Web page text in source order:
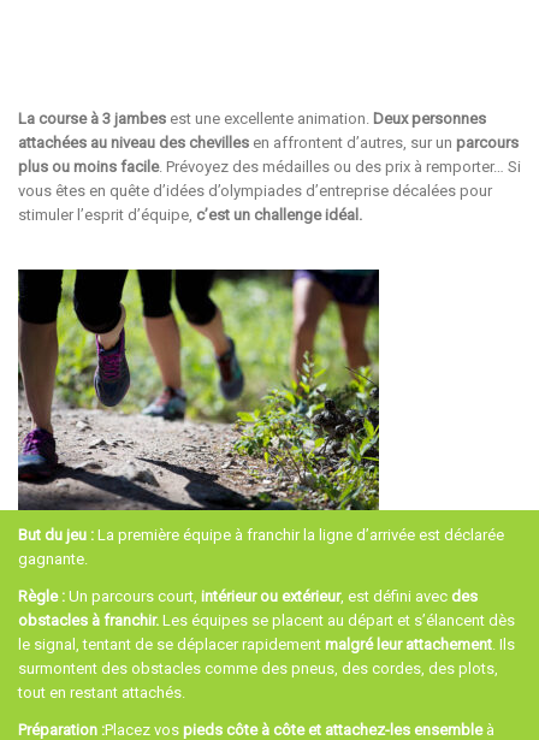
La course à 3 jambes est une excellente animation. Deux personnes
attachées au niveau des chevilles en affrontent d’autres, sur un parcours
plus ou moins facile. Prévoyez des médailles ou des prix à remporter… Si
vous êtes en quête d’idées d’olympiades d’entreprise décalées pour
stimuler l’esprit d’équipe, c’est un challenge idéal.
But du jeu : La première équipe à franchir la ligne d’arrivée est déclarée
gagnante.
Règle : Un parcours court, intérieur ou extérieur, est défini avec des
obstacles à franchir. Les équipes se placent au départ et s’élancent dès
le signal, tentant de se déplacer rapidement malgré leur attachement. Ils
surmontent des obstacles comme des pneus, des cordes, des plots,
tout en restant attachés.
Préparation :Placez vos pieds côte à côte et attachez-les ensembleà